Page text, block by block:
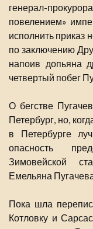
генерал-
повелением»
исполнить приказ
по заключению
напоив допьяна
четвертый побег
О бегстве
Петербург, но,
в Петербурге
опасность
Зимовейской
Емельяна
Пока шла
Котловку и